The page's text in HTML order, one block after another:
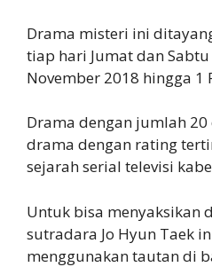
Drama misteri ini
tiap hari Jumat dan
November 2018 hingga 1
Drama dengan jumlah
drama dengan rating
sejarah serial televisi
Untuk bisa menyaksikan
sutradara Jo Hyun Taek
menggunakan tautan di